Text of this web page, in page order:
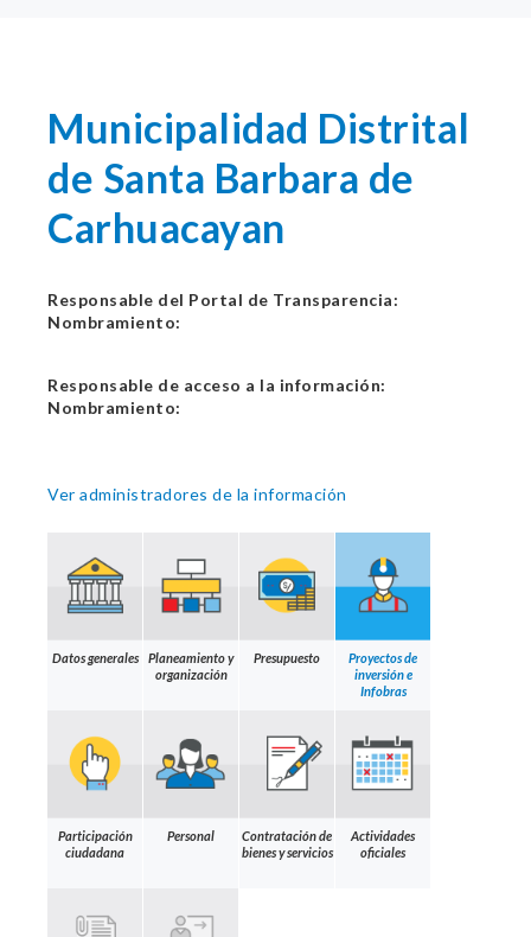
Municipalidad Distrital
de Santa Barbara de
Carhuacayan
Responsable del Portal de Transparencia:
Nombramiento:
Responsable de acceso a la información:
Nombramiento:
Ver administradores de la información
Datos generales
Planeamiento y
organización
Presupuesto
Proyectos de
inversión e
Infobras
Participación
ciudadana
Personal
Contratación de
bienes y servicios
Actividades
oficiales